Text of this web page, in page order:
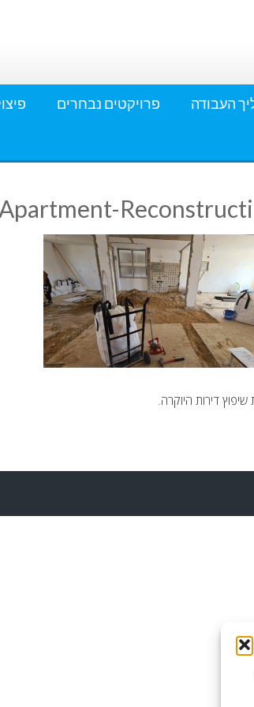
העבודה פרויקטים נבחרים
שיפוץ דירות היוקרה.